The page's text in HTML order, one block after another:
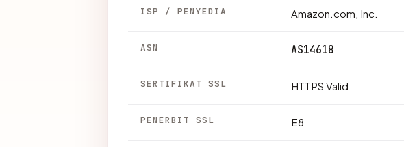
ISP / PENYEDIA Amazon.com, Inc.
ASN AS14618
SERTIFIKAT SSL HTTPS Valid
PENERBIT SSL E8